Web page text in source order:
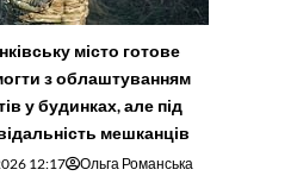
місто готове
з облаштуванням
у будинках, але під
мешканців
12:17 Ольга Романська